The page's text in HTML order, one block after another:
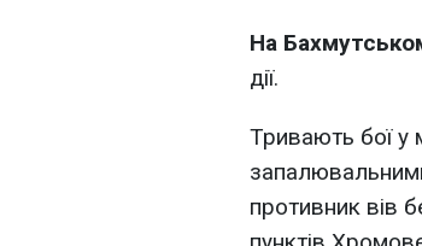
На
дії.
Тривають бої у
противник вів